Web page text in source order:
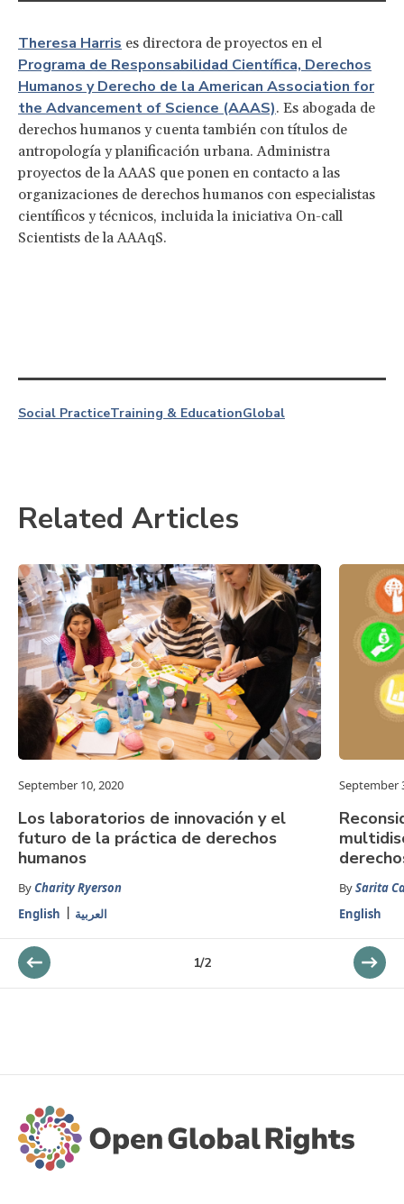
Theresa Harris es directora de proyectos en el
Programa de Responsabilidad Científica, Derechos
Humanos y Derecho de la American Association for
the Advancement of Science (AAAS). Es abogada de
derechos humanos y cuenta también con títulos de
antropología y planificación urbana. Administra
proyectos de la AAAS que ponen en contacto a las
organizaciones de derechos humanos con especialistas
científicos y técnicos, incluida la iniciativa On-call
Scientists de la AAAqS.
Social PracticeTraining & EducationGlobal
Related Articles
September 10, 2020
Los laboratorios de innovación y el
futuro de la práctica de derechos
humanos
ByCharity Ryerson
English
العربية
September
BySarita
English
1/2